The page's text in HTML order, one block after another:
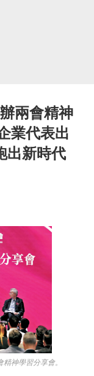
兩會精神
業代表出
出新時代
神學習分享會。